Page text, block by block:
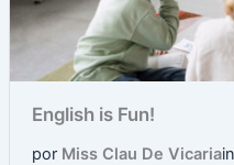
English is Fun!
por Miss Clau De Vicariain